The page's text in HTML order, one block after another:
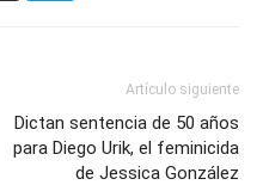
Artículo siguiente
Dictan sentencia de 50 años
para Diego Urik, el feminicida
de Jessica González